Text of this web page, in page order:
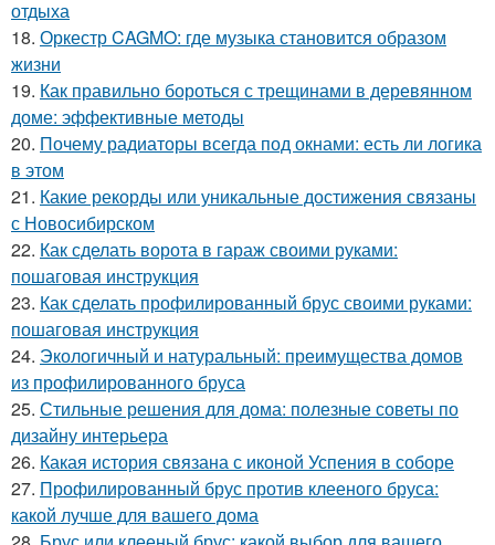
отдыха
18. Оркестр CAGMO: где музыка становится образом
жизни
19. Как правильно бороться с трещинами в деревянном
доме: эффективные методы
20. Почему радиаторы всегда под окнами: есть ли логика
в этом
21. Какие рекорды или уникальные достижения связаны
с Новосибирском
22. Как сделать ворота в гараж своими руками:
пошаговая инструкция
23. Как сделать профилированный брус своими руками:
пошаговая инструкция
24. Экологичный и натуральный: преимущества домов
из профилированного бруса
25. Стильные решения для дома: полезные советы по
дизайну интерьера
26. Какая история связана с иконой Успения в соборе
27. Профилированный брус против клееного бруса:
какой лучше для вашего дома